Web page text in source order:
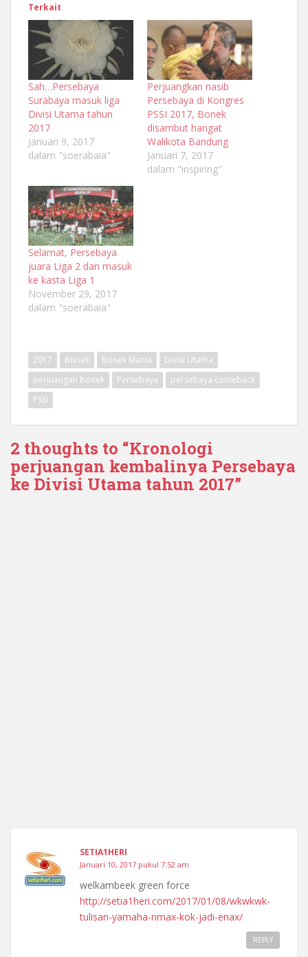
Terkait
Sah…Persebaya
Surabaya masuk liga
Divisi Utama tahun
2017
Januari 9, 2017
dalam "soerabaia"
Perjuangkan nasib
Persebaya di Kongres
PSSI 2017, Bonek
disambut hangat
Walikota Bandung
Januari 7, 2017
dalam "inspiring"
Selamat, Persebaya
juara Liga 2 dan masuk
ke kasta Liga 1
November 29, 2017
dalam "soerabaia"
2017 Bonek Bonek Mania
Divisi Utama
perjuangan bonek
Persebaya
persebaya comeback
PSSI
2 thoughts to “Kronologi
perjuangan kembalinya Persebaya
ke Divisi Utama tahun 2017”
SETIA1HERI
Januari 10, 2017 pukul 7:52 am
welkambeek green force
http://setia1heri.com/2017/01/08/wkwkwk-
tulisan-yamaha-nmax-kok-jadi-enax/
REPLY